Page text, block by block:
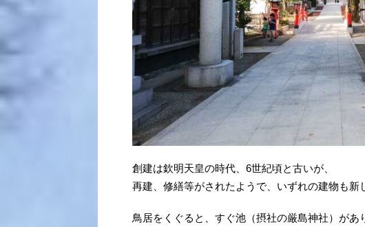
創建は欽明天皇の時代、6世紀頃と古いが、
再建、修繕等がされたようで、いずれの建物も新
鳥居をくぐると、すぐ池（摂社の厳島神社）があ